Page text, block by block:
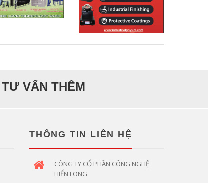
VẤN THÊM
THÔNG TIN LIÊN HỆ
CÔNG TY CỔ PHẦN CÔNG NGHỆ
HIỂN LONG